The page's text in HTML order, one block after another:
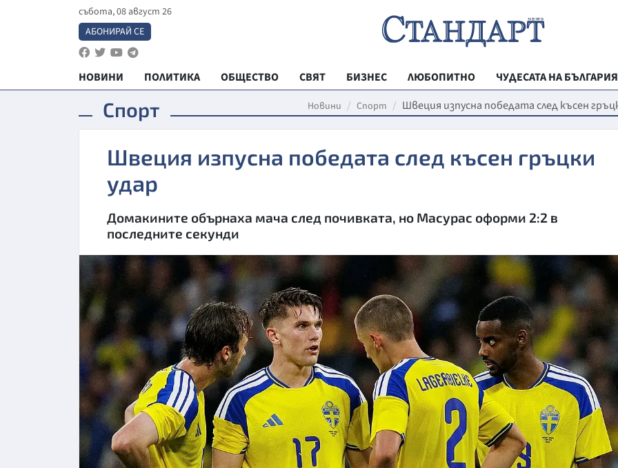
събота, 08 август 26
АБОНИРАЙ СЕ
НОВИНИ ПОЛИТИКА ОБЩЕСТВО СВЯТ БИЗНЕС ЛЮБОПИТНО
ЧУДЕСАТА НА БЪЛГАРИЯ
РЕГИОНАЛНИ
ВЕСТНИК
МЛАДЕЖКА
ТЕХНОЛОГИИ
ДА!НА
ДА! НА
КУЛТУРА
ПРАВОСЪДИЕ
КРИМИ
ВЯРА
ОБЯВИ
Спорт Новини Спорт Швеция изпусна победата след късен
Швеция изпусна победата след късен гръцки
удар
Домакините обърнаха мача след почивката, но Масурас оформи 2:2 в
последните секунди